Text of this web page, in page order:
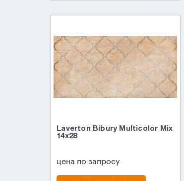
Laverton Bibury Multicolor Mix
14x28
цена по запросу